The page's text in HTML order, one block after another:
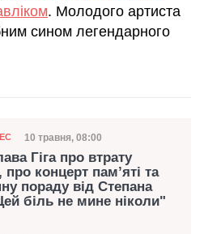
. Молодого артиста
сином легендарного
Дата публікації
10 травня, 08:00
Гіга про втрату
про концерт памʼяті та
пораду від Степана
біль не мине ніколи"